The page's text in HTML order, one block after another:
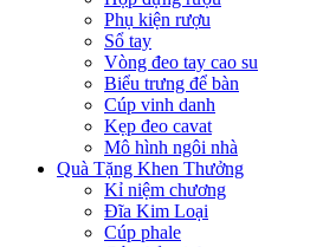
Phụ kiện rượu
Sổ tay
Vòng đeo tay cao su
Biểu trưng để bàn
Cúp vinh danh
Kẹp đeo cavat
Mô hình ngôi nhà
Quà Tặng Khen Thưởng
Kỉ niệm chương
Đĩa Kim Loại
Cúp phale